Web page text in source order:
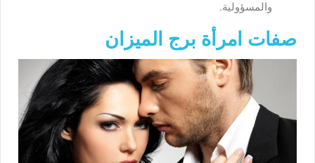
والمسؤولية.
صفات امرأة برج الميزان